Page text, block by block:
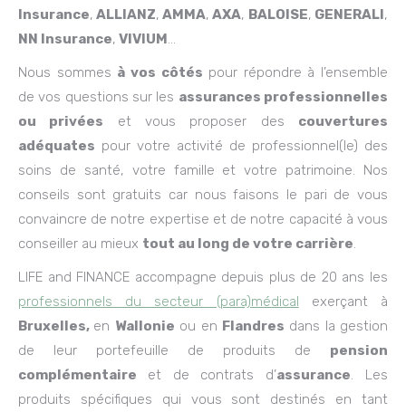
Insurance, ALLIANZ, AMMA, AXA, BALOISE, GENERALI,
NN Insurance, VIVIUM…
Nous sommes à vos côtés pour répondre à l’ensemble
de vos questions sur les assurances professionnelles
ou privées et vous proposer des couvertures
adéquates pour votre activité de professionnel(le) des
soins de santé, votre famille et votre patrimoine. Nos
conseils sont gratuits car nous faisons le pari de vous
convaincre de notre expertise et de notre capacité à vous
conseiller au mieux tout au long de votre carrière.
LIFE and FINANCE accompagne depuis plus de 20 ans les
professionnels du secteur (para)médical exerçant à
Bruxelles, en Wallonie ou en Flandres dans la gestion
de leur portefeuille de produits de pension
complémentaire et de contrats d’assurance. Les
produits spécifiques qui vous sont destinés en tant